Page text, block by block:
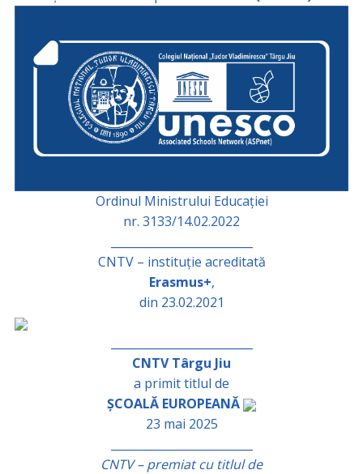
Ordinul Ministrului Educației
nr. 3133/14.02.2022
CNTV – instituție acreditată
Erasmus+,
din 23.02.2021
CNTV Târgu Jiu
a primit titlul de
ȘCOALĂ EUROPEANĂ
23 mai 2025
CNTV – premiat cu titlul de